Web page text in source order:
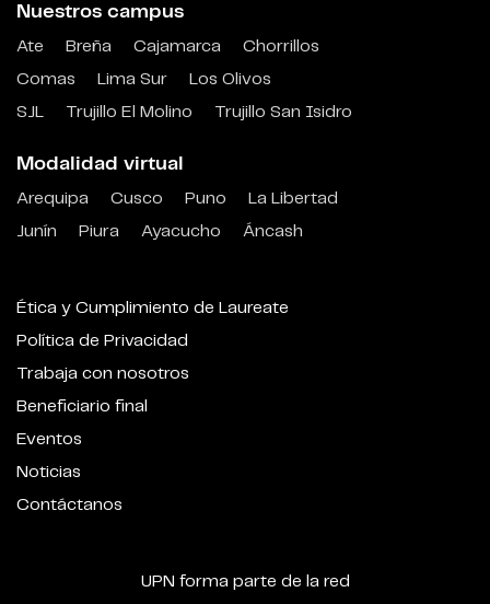
Nuestros campus
Ate Breña Cajamarca
Chorrillos
Comas
Lima Sur
Los Olivos
SJL
Trujillo El Molino Trujillo San Isidro
Modalidad virtual
Arequipa Cusco Puno
La Libertad
Junín
Piura Ayacucho Áncash
Ética y Cumplimiento de Laureate
Política de Privacidad
Trabaja con nosotros
Beneficiario final
Eventos
Noticias
Contáctanos
UPN forma parte de la red